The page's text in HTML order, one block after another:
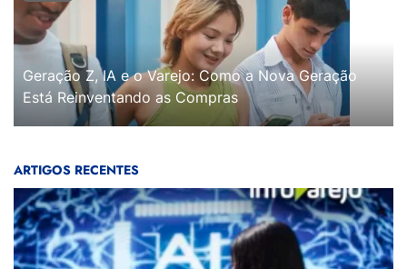
Geração Z, IA e o Varejo: Como a Nova Geração
Está Reinventando as Compras
ARTIGOS RECENTES